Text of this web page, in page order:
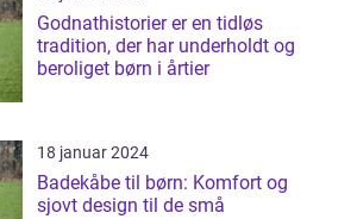
Godnathistorier er en tidløs
tradition, der har underholdt og
beroliget børn i årtier
18 januar 2024
Badekåbe til børn: Komfort og
sjovt design til de små